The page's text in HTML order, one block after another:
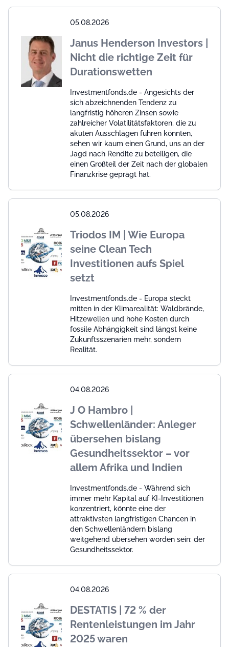
05.08.2026
Janus Henderson Investors |
Nicht die richtige Zeit für
Durationswetten
Investmentfonds.de - Angesichts der
sich abzeichnenden Tendenz zu
langfristig höheren Zinsen sowie
zahlreicher Volatilitätsfaktoren, die zu
akuten Ausschlägen führen könnten,
sehen wir kaum einen Grund, uns an der
Jagd nach Rendite zu beteiligen, die
einen Großteil der Zeit nach der globalen
Finanzkrise geprägt hat.
05.08.2026
Triodos IM | Wie Europa
seine Clean Tech
Investitionen aufs Spiel
setzt
Investmentfonds.de - Europa steckt
mitten in der Klimarealität: Waldbrände,
Hitzewellen und hohe Kosten durch
fossile Abhängigkeit sind längst keine
Zukunftsszenarien mehr, sondern
Realität.
04.08.2026
J O Hambro |
Schwellenländer: Anleger
übersehen bislang
Gesundheitssektor – vor
allem Afrika und Indien
Investmentfonds.de - Während sich
immer mehr Kapital auf KI-Investitionen
konzentriert, könnte eine der
attraktivsten langfristigen Chancen in
den Schwellenländern bislang
weitgehend übersehen worden sein: der
Gesundheitssektor.
04.08.2026
DESTATIS | 72 % der
Rentenleistungen im Jahr
2025 waren